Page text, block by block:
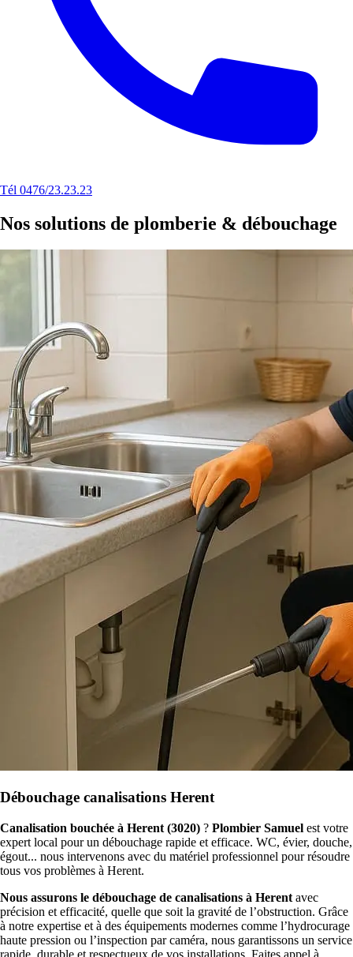
Tél 0476/23.23.23
Nos solutions de plomberie & débouchage
Débouchage canalisations Herent
Canalisation bouchée à Herent (3020) ? Plombier Samuel est votre
expert local pour un débouchage rapide et efficace. WC, évier, douche,
égout... nous intervenons avec du matériel professionnel pour résoudre
tous vos problèmes à Herent.
Nous assurons le débouchage de canalisations à Herent avec
précision et efficacité, quelle que soit la gravité de l’obstruction. Grâce
à notre expertise et à des équipements modernes comme l’hydrocurage
haute pression ou l’inspection par caméra, nous garantissons un service
rapide, durable et respectueux de vos installations. Faites appel à